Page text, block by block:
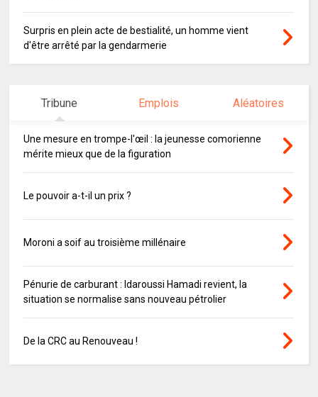
Surpris en plein acte de bestialité, un homme vient
d'être arrêté par la gendarmerie
Tribune Emplois Aléatoires
Une mesure en trompe-l'œil : la jeunesse comorienne
mérite mieux que de la figuration
Le pouvoir a-t-il un prix ?
Moroni a soif au troisième millénaire
Pénurie de carburant : Idaroussi Hamadi revient, la
situation se normalise sans nouveau pétrolier
De la CRC au Renouveau !